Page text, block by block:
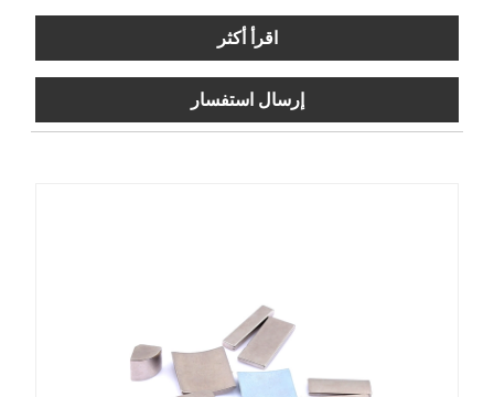
اقرأ أكثر
إرسال استفسار